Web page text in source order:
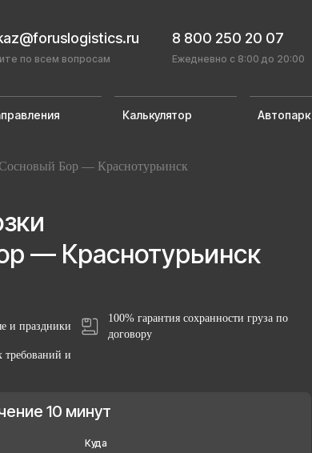
по всем вопросам
8 800 250 20 07
Ежедневно с 8:00 до 20:00
Калькулятор Автопарк
Сосновый Бор — Краснотурьинск
— Краснотурьинск
и праздники
100% гарантия сохранности груза по
договору
требований и
10 минут
Куда